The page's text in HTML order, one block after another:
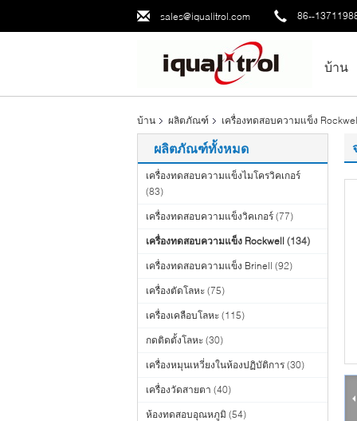
sales@iqualitrol.com 86--
บ้าน
บ้าน ผลิตภัณฑ์ เครื่องทดสอบความแข็ง
ผลิตภัณฑ์ทั้งหมด
เครื่องทดสอบความแข็งไมโครวิคเกอร์
(83)
เครื่องทดสอบความแข็งวิคเกอร์ (77)
เครื่องทดสอบความแข็ง Rockwell (134)
เครื่องทดสอบความแข็ง Brinell (92)
เครื่องตัดโลหะ (75)
เครื่องเคลือบโลหะ (115)
กดติดตั้งโลหะ (30)
เครื่องหมุนเหวี่ยงในห้องปฏิบัติการ (30)
เครื่องวัดสายตา (40)
ห้องทดสอบอุณหภูมิ (54)